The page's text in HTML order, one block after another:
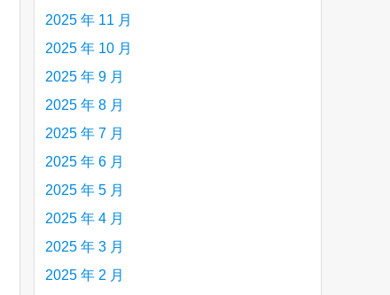
2025 年 11 月
2025 年 10 月
2025 年 9 月
2025 年 8 月
2025 年 7 月
2025 年 6 月
2025 年 5 月
2025 年 4 月
2025 年 3 月
2025 年 2 月